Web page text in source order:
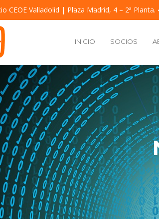
CEOE Valladolid | Plaza Madrid, 4 – 2ª Planta.
INICIO SOCIOS